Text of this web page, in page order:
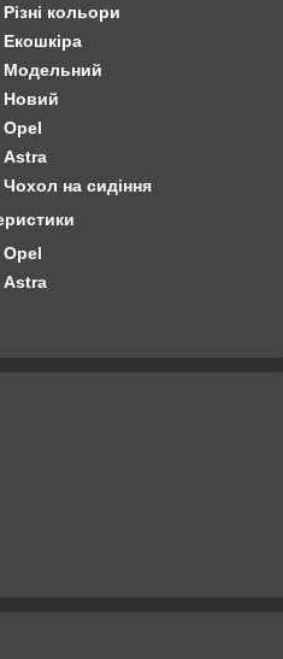
Різні кольори
Екошкіра
Модельний
Новий
Opel
Astra
Чохол на сидіння
Opel
Astra